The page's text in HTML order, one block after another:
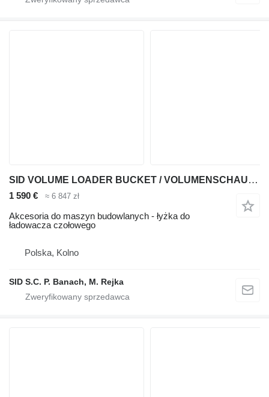
SID VOLUME LOADER BUCKET / VOLUMENSCHAUFEL FÜR RADLÄDER
1 590 € ≈ 6 847 zł
Akcesoria do maszyn budowlanych - łyżka do
ładowacza czołowego
Polska, Kolno
SID S.C. P. Banach, M. Rejka